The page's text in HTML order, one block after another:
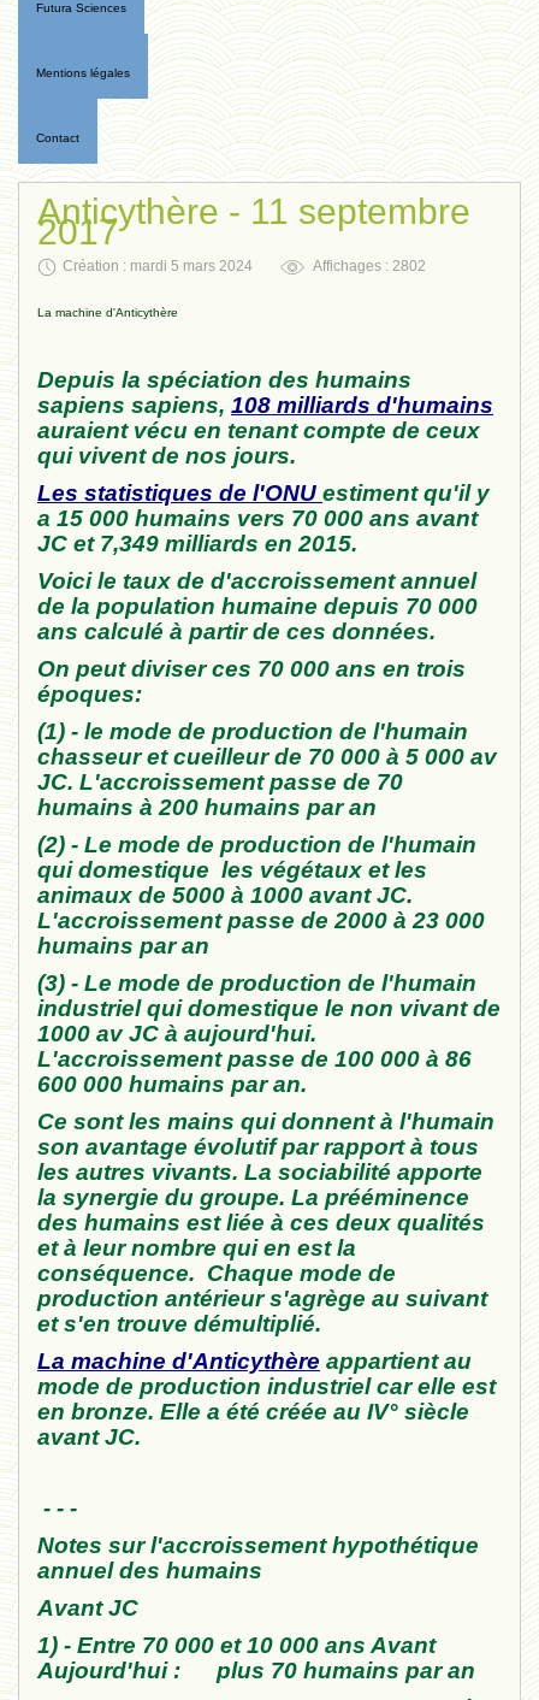
Futura Sciences
Mentions légales
Contact
Anticythère - 11 septembre
2017
Création : mardi 5 mars 2024 Affichages : 2802
La machine d'Anticythère
Depuis la spéciation des humains
sapiens sapiens, 108 milliards d'humains
auraient vécu en tenant compte de ceux
qui vivent de nos jours.
Les statistiques de l'ONU estiment qu'il y
a 15 000 humains vers 70 000 ans avant
JC et 7,349 milliards en 2015.
Voici le taux de d'accroissement annuel
de la population humaine depuis 70 000
ans calculé à partir de ces données.
On peut diviser ces 70 000 ans en trois
époques:
(1) - le mode de production de l'humain
chasseur et cueilleur de 70 000 à 5 000 av
JC. L'accroissement passe de 70
humains à 200 humains par an
(2) - Le mode de production de l'humain
qui domestique les végétaux et les
animaux de 5000 à 1000 avant JC.
L'accroissement passe de 2000 à 23 000
humains par an
(3) - Le mode de production de l'humain
industriel qui domestique le non vivant de
1000 av JC à aujourd'hui.
L'accroissement passe de 100 000 à 86
600 000 humains par an.
Ce sont les mains qui donnent à l'humain
son avantage évolutif par rapport à tous
les autres vivants. La sociabilité apporte
la synergie du groupe. La prééminence
des humains est liée à ces deux qualités
et à leur nombre qui en est la
conséquence. Chaque mode de
production antérieur s'agrège au suivant
et s'en trouve démultiplié.
La machine d'Anticythère appartient au
mode de production industriel car elle est
en bronze. Elle a été créée au IV° siècle
avant JC.
- - -
Notes sur l'accroissement hypothétique
annuel des humains
Avant JC
1) - Entre 70 000 et 10 000 ans Avant
Aujourd'hui : plus 70 humains par an